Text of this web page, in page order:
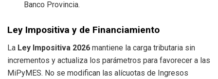
Banco Provincia.
Ley Impositiva y de Financiamiento
La Ley Impositiva 2026 mantiene la carga tributaria sin
incrementos y actualiza los parámetros para favorecer a las
MiPyMES. No se modifican las alícuotas de Ingresos